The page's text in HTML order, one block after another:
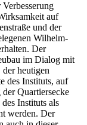
auf
und der
Wilhelm-
Der
im Dialog mit
heutigen
des Instituts, auf
Quartiersecke
Instituts als
werden. Der